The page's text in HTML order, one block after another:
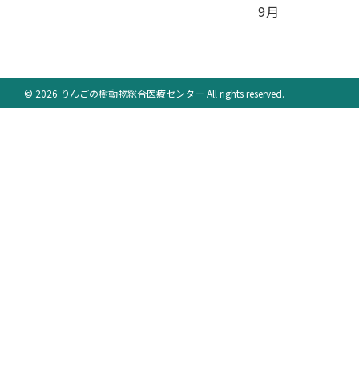
9月
© 2026 りんごの樹動物総合医療センター All rights reserved.